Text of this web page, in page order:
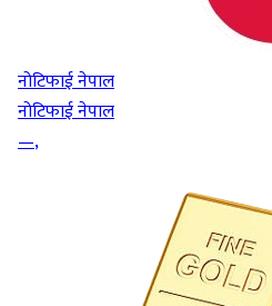
नोटिफाई नेपाल
नोटिफाई नेपाल
—,